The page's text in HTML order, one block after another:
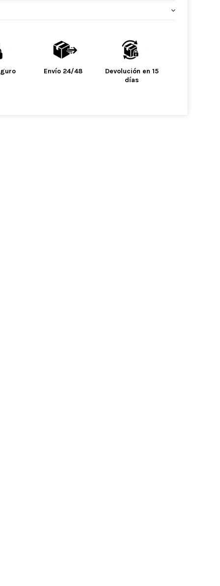
Envío 24/48
Devolución en 15
días